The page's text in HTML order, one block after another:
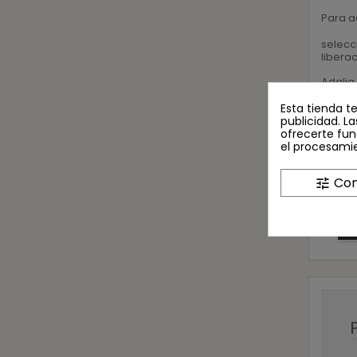
Para
Adalia
Con
el
Esta tienda
publicidad.
ofrecerte
el
tune